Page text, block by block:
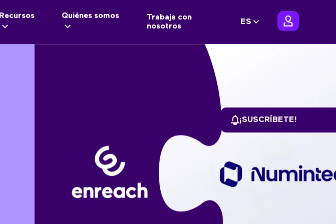
Recursos Quiénes somos
Trabaja con
nosotros
ES
¡SUSCRÍBETE!